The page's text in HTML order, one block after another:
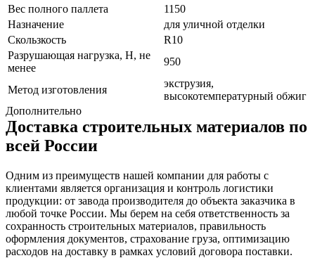
Вес полного паллета
1150
Назначение
для уличной отделки
Скользкость
R10
Разрушающая нагрузка, Н, не
менее
950
Метод изготовления
экструзия,
высокотемпературный обжиг
Дополнительно
Доставка строительных материалов по
всей России
Одним из преимуществ нашей компании для работы с
клиентами является организация и контроль логистики
продукции: от завода производителя до объекта заказчика в
любой точке России. Мы берем на себя ответственность за
сохранность строительных материалов, правильность
оформления документов, страхование груза, оптимизацию
расходов на доставку в рамках условий договора поставки.